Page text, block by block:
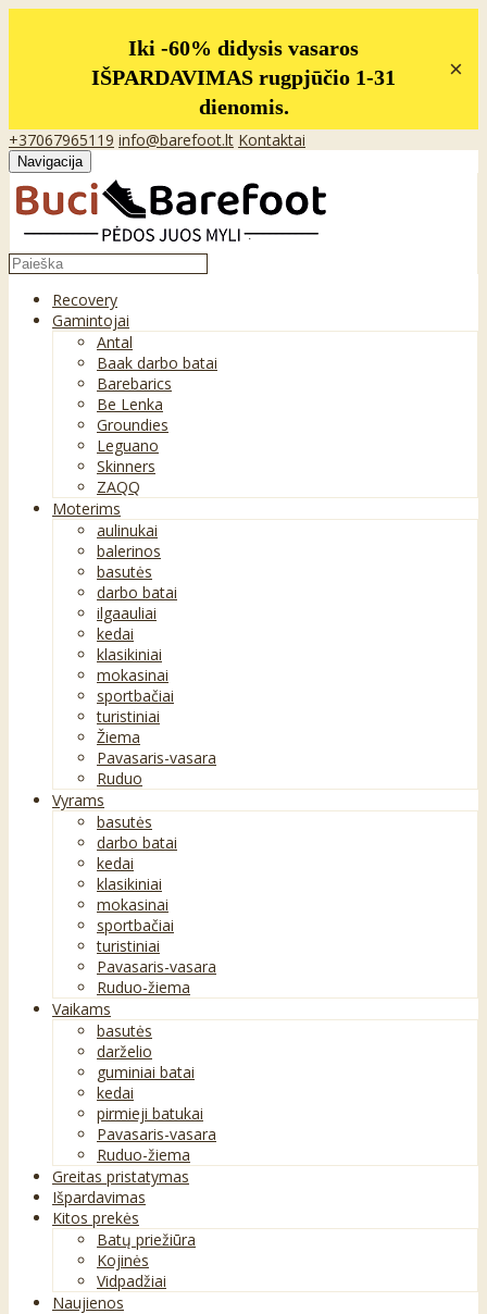
Iki -60% didysis vasaros
IŠPARDAVIMAS rugpjūčio 1-31
dienomis.
×
+37067965119 info@barefoot.lt Kontaktai
Navigacija
Recovery
Gamintojai
Antal
Baak darbo batai
Barebarics
Be Lenka
Groundies
Leguano
Skinners
ZAQQ
Moterims
aulinukai
balerinos
basutės
darbo batai
ilgaauliai
kedai
klasikiniai
mokasinai
sportbačiai
turistiniai
Žiema
Pavasaris-vasara
Ruduo
Vyrams
basutės
darbo batai
kedai
klasikiniai
mokasinai
sportbačiai
turistiniai
Pavasaris-vasara
Ruduo-žiema
Vaikams
basutės
darželio
guminiai batai
kedai
pirmieji batukai
Pavasaris-vasara
Ruduo-žiema
Greitas pristatymas
Išpardavimas
Kitos prekės
Batų priežiūra
Kojinės
Vidpadžiai
Naujienos